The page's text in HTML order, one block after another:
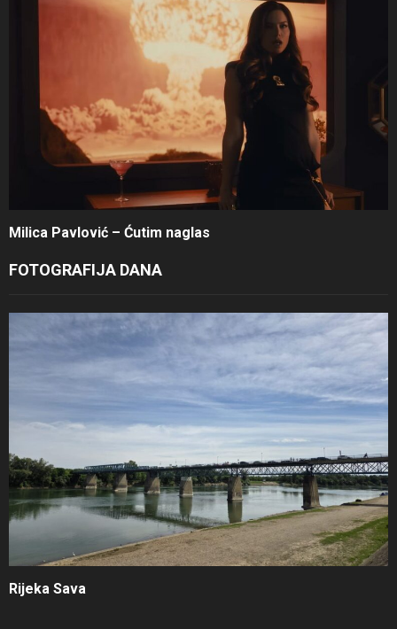
Milica Pavlović – Ćutim naglas
FOTOGRAFIJA DANA
Rijeka Sava